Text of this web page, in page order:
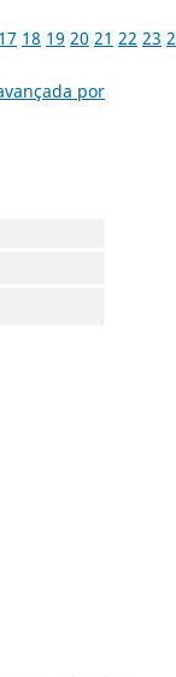
17 18 19 20 21 22 23
por